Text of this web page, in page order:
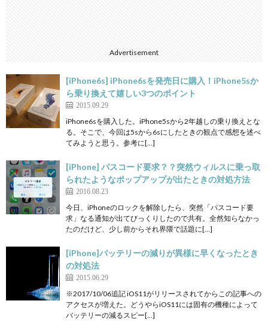
Advertisement
[iPhone6s] iPhone6sを発売日に購入！iPhone5sか
ら乗り換えて嬉しい3つのポイント
2015.09.29
iPhone6sを購入した。iPhone5sから2年越しの乗り換えとな
る。そこで、今回は5sから6sにしたときの観点で感想を述べ
てみようと思う。参考に[…]
[iPhone] パスコード要求？？突然ウィルスに乗っ取
られたようなポップアップが出たときの対処方法
2016.08.23
今日、iPhoneのロックを解除したら、突然「パスコード要
求」なる通知が出てびっくりしたので共有。全然知らなかっ
たのだけど、少し前からそれ界隈で話題に[…]
[iPhone]バッテリーの減りが異様に早くなったとき
の対処法
2015.06.29
※2017/10/06追記 iOS11がリリースされてからこの記事への
アクセスが増えた。どうやらiOS11には固有の機種によって
バッテリーの減るスピー[…]